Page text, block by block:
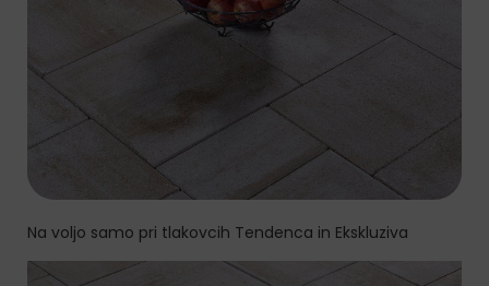
Na voljo samo pri tlakovcih Tendenca in Ekskluziva